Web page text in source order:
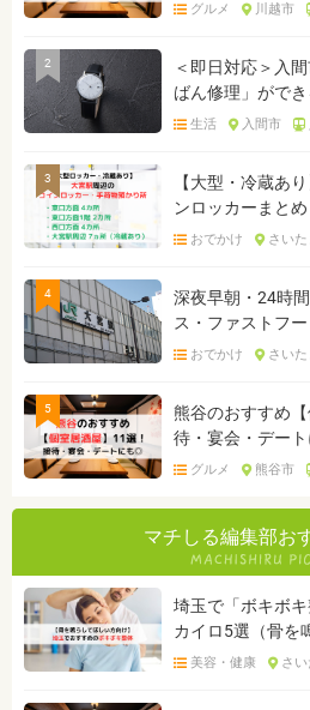
グルメ 川越市
2
＜即日対応＞入
ばん修理」がで
生活 入間市
3
【大型・冷蔵あ
ンロッカーまとめ
おでかけ さい
4
深夜早朝・24時
ス・ファストフ
おでかけ さい
5
熊谷のおすすめ
待・宴会・デー
グルメ 熊谷市
マチしる編集部お
埼玉で「ボキボ
カイロ5選（骨を
美容・健康 さ